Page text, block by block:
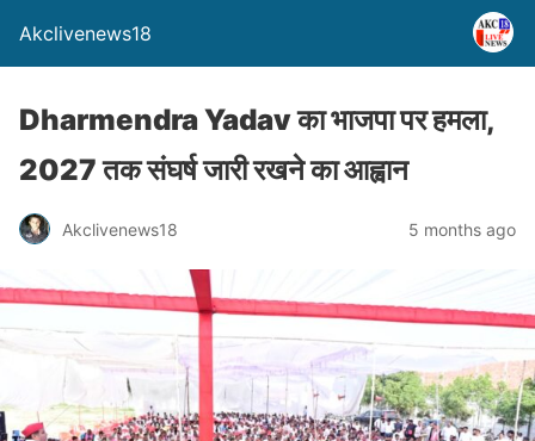
Akclivenews18
Dharmendra Yadav का भाजपा पर हमला,
2027 तक संघर्ष जारी रखने का आह्वान
Akclivenews18 5 months ago